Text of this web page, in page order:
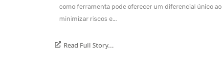
como ferramenta pode oferecer um diferencial único ao
minimizar riscos e...
Read Full Story...